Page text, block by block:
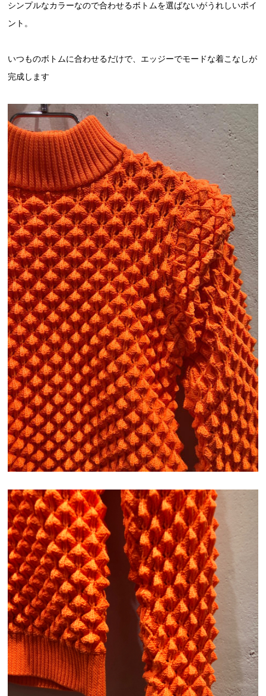
シンプルなカラーなので合わせるボトムを選ばないがうれしいポイ
ント。
いつものボトムに合わせるだけで、エッジーでモードな着こなしが
完成します